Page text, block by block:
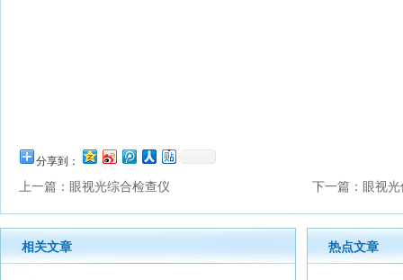
分享到：
上一篇： 眼视光综合检查仪 下一篇： 眼视
相关文章 热点文章